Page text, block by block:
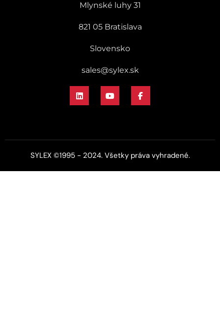
Mlynské luhy 31
821 05 Bratislava
Slovensko
sales@sylex.sk
SYLEX ©1995 - 2024. Všetky práva vyhradené.